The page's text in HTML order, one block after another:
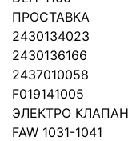
ПРОСТАВКА
2430134023
2430136166
2437010058
F019141005
ЭЛЕКТРО КЛАПАН
FAW 1031-1041